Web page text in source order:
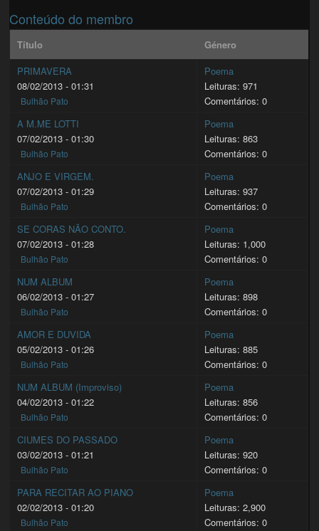
Conteúdo do membro
Título
Género
PRIMAVERA
08/02/2013 - 01:31
Bulhão Pato
Poema
Leituras: 971
Comentários: 0
A M.ME LOTTI
07/02/2013 - 01:30
Bulhão Pato
Poema
Leituras: 863
Comentários: 0
ANJO E VIRGEM.
07/02/2013 - 01:29
Bulhão Pato
Poema
Leituras: 937
Comentários: 0
SE CORAS NÃO CONTO.
07/02/2013 - 01:28
Bulhão Pato
Poema
Leituras: 1,000
Comentários: 0
NUM ALBUM
06/02/2013 - 01:27
Bulhão Pato
Poema
Leituras: 898
Comentários: 0
AMOR E DUVIDA
05/02/2013 - 01:26
Bulhão Pato
Poema
Leituras: 885
Comentários: 0
NUM ALBUM (Improviso)
04/02/2013 - 01:22
Bulhão Pato
Poema
Leituras: 856
Comentários: 0
CIUMES DO PASSADO
03/02/2013 - 01:21
Bulhão Pato
Poema
Leituras: 920
Comentários: 0
PARA RECITAR AO PIANO
02/02/2013 - 01:20
Bulhão Pato
Poema
Leituras: 2,900
Comentários: 0